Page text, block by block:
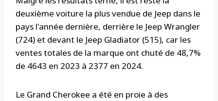
deuxième voiture la plus vendue de Jeep dans le
pays l'année dernière, derrière le Jeep Wrangler
(724) et devant le Jeep Gladiator (515), car les
ventes totales de la marque ont chuté de 48,7%
de 4643 en 2023 à 2377 en 2024.
Le Grand Cherokee a été en proie à des